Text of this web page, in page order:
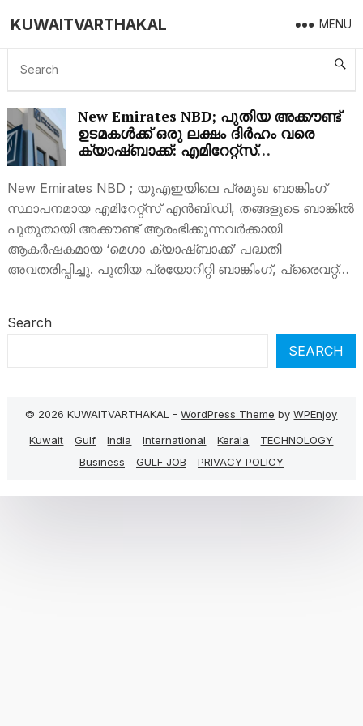
KUWAITVARTHAKAL MENU
EMIRATES NBD MEGA CASHBACK OFFER
New Emirates NBD; പുതിയ അക്കൗണ്ട്
ഉടമകൾക്ക് ഒരു ലക്ഷം ദിർഹം വരെ
ക്യാഷ്ബാക്ക്: എമിറേറ്റ്‌സ്
New Emirates NBD ; യുഎഇയിലെ പ്രമുഖ ബാങ്കിംഗ്
സ്ഥാപനമായ എമിറേറ്റ്‌സ് എൻബിഡി, തങ്ങളുടെ ബാങ്കിൽ
പുതുതായി അക്കൗണ്ട് ആരംഭിക്കുന്നവർക്കായി
ആകർഷകമായ ‘മെഗാ ക്യാഷ്ബാക്ക്’ പദ്ധതി
അവതരിപ്പിച്ചു. പുതിയ പ്രയോറിറ്റി ബാങ്കിംഗ്, പ്രൈവറ്റ്…
Search
SEARCH
© 2026 KUWAITVARTHAKAL -WordPress Theme byWPEnjoy
Kuwait
Gulf India International Kerala
TECHNOLOGY
Business
GULF JOB PRIVACY POLICY